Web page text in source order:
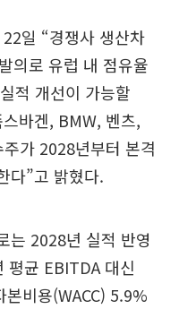
일 “경쟁사 생산차
의로 유럽 내 점유율
적 개선이 가능할
바겐, BMW, 벤츠,
가 2028년부터 본격
다”고 밝혔다.
는 2028년 실적 반영
평균 EBITDA 대신
비용(WACC) 5.9%